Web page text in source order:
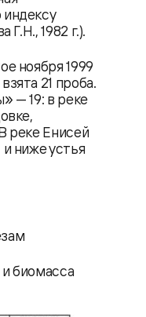
индексу
Г.Н., 1982 г.).
ноября 1999
21 проба.
— 19: в реке
реке Енисей
ниже устья
биомасса